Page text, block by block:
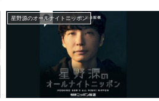
た。
星野源のオールナイトニッポン